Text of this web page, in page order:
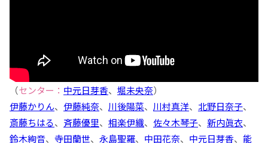
（センター： 中元日芽香、 堀未央奈）
伊藤かりん、 伊藤純奈、 川後陽菜、 川村真洋、 北野日奈子、
斎藤ちはる、 斉藤優里、 相楽伊織、 佐々木琴子、 新内眞衣、
鈴木絢音、 寺田蘭世、 永島聖羅、 中田花奈、 中元日芽香、 能